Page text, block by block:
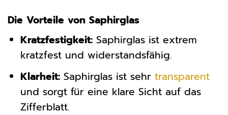
Die Vorteile von Saphirglas
Kratzfestigkeit:Saphirglas ist extrem
kratzfest und widerstandsfähig.
Klarheit:Saphirglas ist sehr transparent
und sorgt für eine klare Sicht auf das
Zifferblatt.